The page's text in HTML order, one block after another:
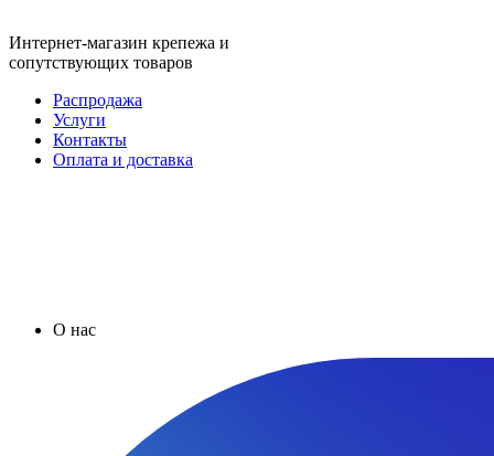
Интернет-магазин крепежа и
сопутствующих товаров
Распродажа
Услуги
Контакты
Оплата и доставка
О нас